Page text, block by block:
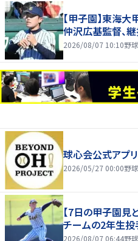
【甲子園】東海
仲沢広基監督、
2026/08/07 10:10野球
球心会公式アプ
2026/05/27 00:00野球
【7日の甲子園見
チームの2年生
2026/08/07 06:44野球